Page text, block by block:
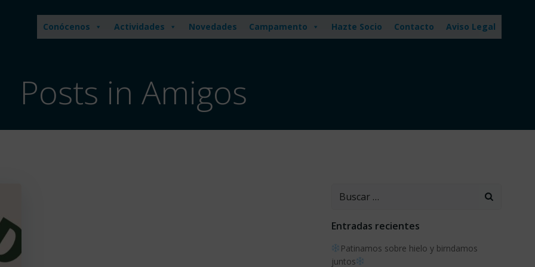
Conócenos Actividades Novedades Campamento Hazte Socio Contacto Aviso Legal
Posts in Amigos
Buscar:
Entradas recientes
Patinamos sobre hielo y birndamos
juntos